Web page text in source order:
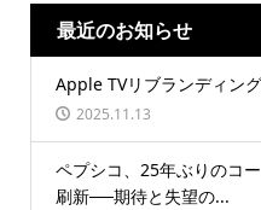
最近のお知らせ
Apple TVリブランディン
2025.11.13
ペプシコ、25年ぶりのコ
刷新──期待と失望の...